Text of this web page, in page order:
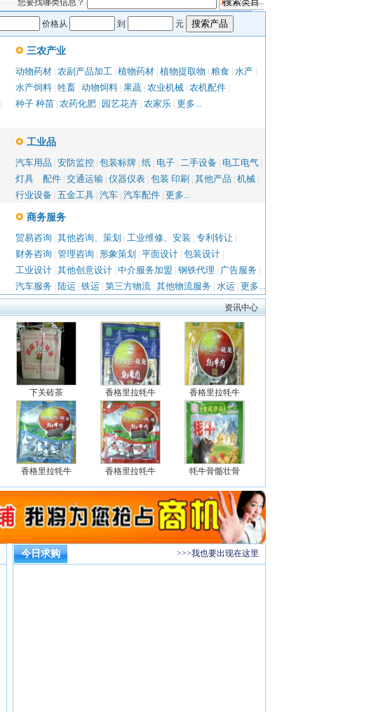
您要找哪类信息？
价格从 到 元
三农产业
动物药材 农副产品加工 植物药材 植物提取物 粮食 水产
水产饲料 牲畜 动物饲料 果蔬 农业机械 农机配件
种子 种苗 农药化肥 园艺花卉 农家乐 更多...
工业品
汽车用品 安防监控 包装标牌 纸 电子 二手设备 电工电气
灯具 配件 交通运输 仪器仪表 包装 印刷 其他产品 机械
行业设备 五金工具 汽车 汽车配件 更多...
商务服务
贸易咨询 其他咨询、策划 工业维修、安装 专利转让
财务咨询 管理咨询 形象策划 平面设计 包装设计
工业设计 其他创意设计 中介服务加盟 钢铁代理 广告服务
汽车服务 陆运 铁运 第三方物流 其他物流服务 水运 更多...
资讯中心
下关砖茶 香格里拉牦牛 香格里拉牦牛
香格里拉牦牛 香格里拉牦牛 牦牛骨髓壮骨
今日求购 >>>我也要出现在这里